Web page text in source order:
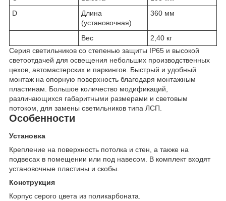
D
Длина
(установочная)
360 мм
Вес
2,40 кг
Серия светильников со степенью защиты IP65 и высокой
светоотдачей для освещения небольших производственных
цехов, автомастерских и паркингов. Быстрый и удобный
монтаж на опорную поверхность благодаря монтажным
пластинам. Большое количество модификаций,
различающихся габаритными размерами и световым
потоком, для замены светильников типа ЛСП.
Особенности
Установка
Крепление на поверхность потолка и стен, а также на
подвесах в помещении или под навесом. В комплект входят
установочные пластины и скобы.
Конструкция
Корпус серого цвета из поликарбоната.